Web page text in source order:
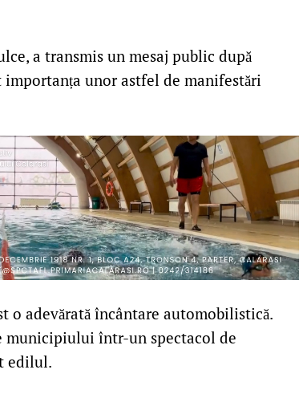
a transmis un mesaj public după
unor astfel de manifestări
o adevărată încântare automobilistică.
municipiului într-un spectacol de
edilul.